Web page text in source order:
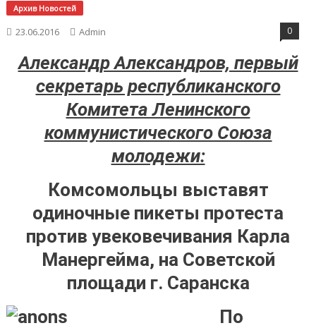
Архив Новостей
23.06.2016 Admin 0
Александр Александров, первый
секретарь республиканского
Комитета Ленинского
коммунистического Союза
молодежи:
Комсомольцы выставят
одиночные пикеты протеста
против увековечивания Карла
Манергейма, на Советской
площади г. Саранска
По